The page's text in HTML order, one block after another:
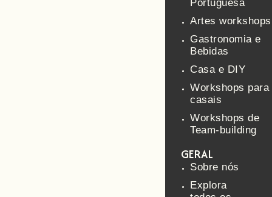
Portuguesa
Artes workshops
Gastronomia e
Bebidas
Casa e DIY
Workshops para
casais
Workshops de
Team-building
GERAL
Sobre nós
Explora